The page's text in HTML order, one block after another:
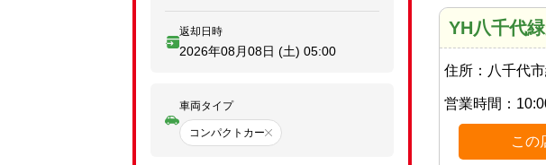
YH八千代
住所： 八千代
営業時間：
この
返却日時
2026年08月08日 (土) 05:00
車両タイプ
コンパクトカー